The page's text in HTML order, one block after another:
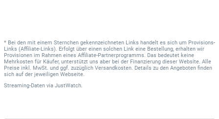
* Bei den mit einem Sternchen gekennzeichneten Links handelt es sich um Provisions-
Links (Affiliate-Links). Erfolgt über einen solchen Link eine Bestellung, erhalten wir
Provisionen im Rahmen eines Affiliate-Partnerprogramms. Das bedeutet keine
Mehrkosten für Käufer, unterstützt uns aber bei der Finanzierung dieser Website. Alle
Preise inkl. MwSt. und ggf. zuzüglich Versandkosten. Details zu den Angeboten finden
sich auf der jeweiligen Webseite.
Streaming-Daten via JustWatch.